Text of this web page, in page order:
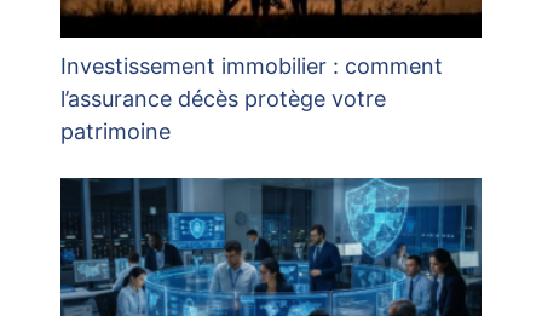
Investissement immobilier : comment
l’assurance décès protège votre
patrimoine